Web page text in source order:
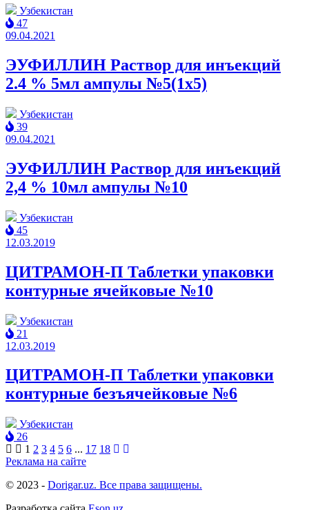
Узбекистан
47
09.04.2021
ЭУФИЛЛИН Раствор для инъекций
2.4 % 5мл ампулы №5(1x5)
Узбекистан
39
09.04.2021
ЭУФИЛЛИН Раствор для инъекций
2,4 % 10мл ампулы №10
Узбекистан
45
12.03.2019
ЦИТРАМОН-П Таблетки упаковки
контурные ячейковые №10
Узбекистан
21
12.03.2019
ЦИТРАМОН-П Таблетки упаковки
контурные безъячейковые №6
Узбекистан
26
1 2 3 4 5 6 ... 17 18
Реклама на сайте
© 2023 - Dorigar.uz. Все права защищены.